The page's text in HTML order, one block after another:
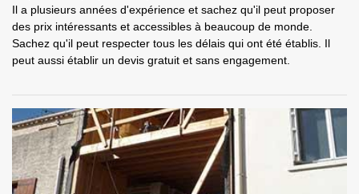
Il a plusieurs années d'expérience et sachez qu'il peut proposer
des prix intéressants et accessibles à beaucoup de monde.
Sachez qu'il peut respecter tous les délais qui ont été établis. Il
peut aussi établir un devis gratuit et sans engagement.